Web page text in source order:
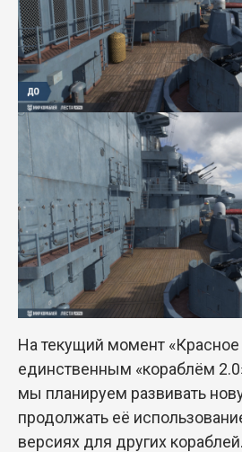
На текущий момент
единственным «кораблём
мы планируем развивать
продолжать её
версиях для других кораблей.